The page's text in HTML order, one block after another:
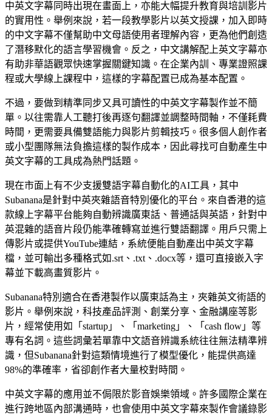
字幕檔
中英文字幕同時出現在畫面上，亦能大幅提升教育與培訓影片
的實用性。舉例來說，若一段教學影片以英文授課，加入即時
的中文字幕不僅幫助中文母語使用者理解內容，更為他們創造
了潛移默化的語言學習機會。反之，中文講解配上英文字幕亦
有助非華語觀眾快速掌握關鍵知識。在企業內訓、專業證照課
程或大學線上課程中，這樣的字幕配置已成為基本配置。
不過，要做到精準同步又具可讀性的中英文字幕製作並不簡
單。以往需靠人工聽打後再逐句翻譯並調整時間軸，不僅耗費
時間，更需要具備雙語能力與影片剪輯技巧。很多個人創作者
或小型團隊無法負擔這樣的製作成本，因此尋找可自動產生中
英文字幕的工具成為熱門話題。
現在市面上有不少支援雙語字幕自動化的AI工具，其中
Subanana是針對中英夾雜語音特別優化的平台。來自香港的這
款線上字幕平台能夠自動辨識廣東話、普通話與英語，針對中
英混雜的語音片段仍能準確轉寫並進行雙語翻譯。用戶只需上
傳影片或提供YouTube連結，系統便能自動產出中英文字幕
檔，並可輸出多種格式如.srt、.txt、.docx等，還可直接嵌入字
幕並下載高畫質影片。
Subanana特別適合在香港製作以廣東話為主，夾雜英文術語的
影片。舉例來說，科技產品評測、創業分享、金融講座等影
片，經常使用如「startup」、「marketing」、「cash flow」等
專有名詞。這些詞彙若單靠中文語音辨識系統往往無法精準辨
識，但Subanana針對這類情境進行了模型優化，能提供高達
98%的準確率，省卻創作者大量校對時間。
中英文字幕的應用並不侷限於影音娛樂領域。許多國際企業在
進行跨地區內部溝通時，也會使用中英文字幕來製作會議錄影